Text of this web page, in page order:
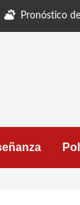
Pronóstico